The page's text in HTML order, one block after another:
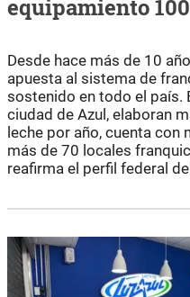
equipamiento
Desde hace más de 10
apuesta al sistema de
sostenido en todo el país.
ciudad de Azul, elaboran
leche por año, cuenta
más de 70 locales
reafirma el perfil federal